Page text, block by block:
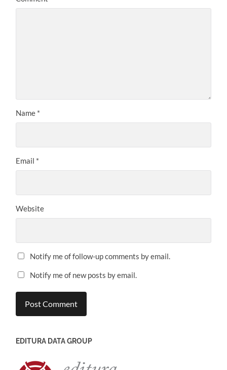
Name *
Email *
Website
Notify me of follow-up comments by email.
Notify me of new posts by email.
EDITURA DATA GROUP